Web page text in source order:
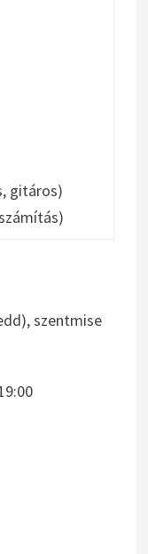
gitáros)
szentmise